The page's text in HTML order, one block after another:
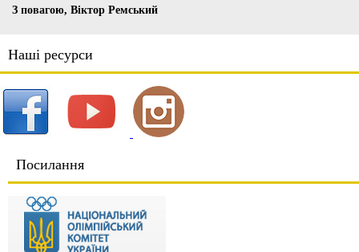
З повагою, Віктор Ремський
Наші ресурси
Посилання